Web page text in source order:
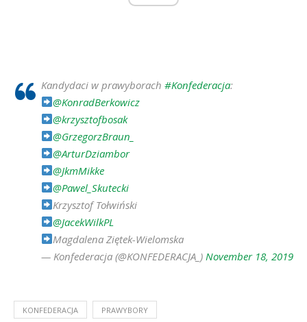
Kandydaci w prawyborach #Konfederacja:
@KonradBerkowicz
@krzysztofbosak
@GrzegorzBraun_
@ArturDziambor
@JkmMikke
@Pawel_Skutecki
Krzysztof Tołwiński
@JacekWilkPL
Magdalena Ziętek-Wielomska
— Konfederacja (@KONFEDERACJA_) November 18, 2019
KONFEDERACJA PRAWYBORY